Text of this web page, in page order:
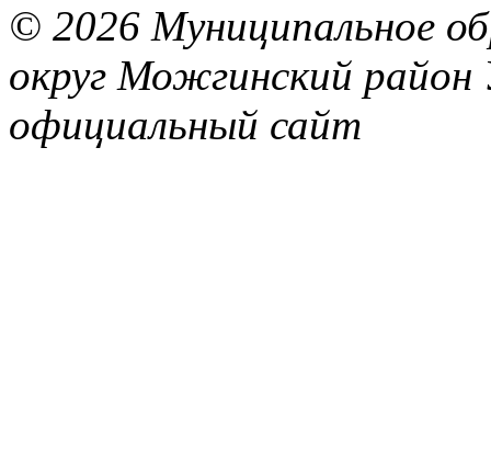
© 2026 Муниципальное
округ Можгинский район
официальный сайт